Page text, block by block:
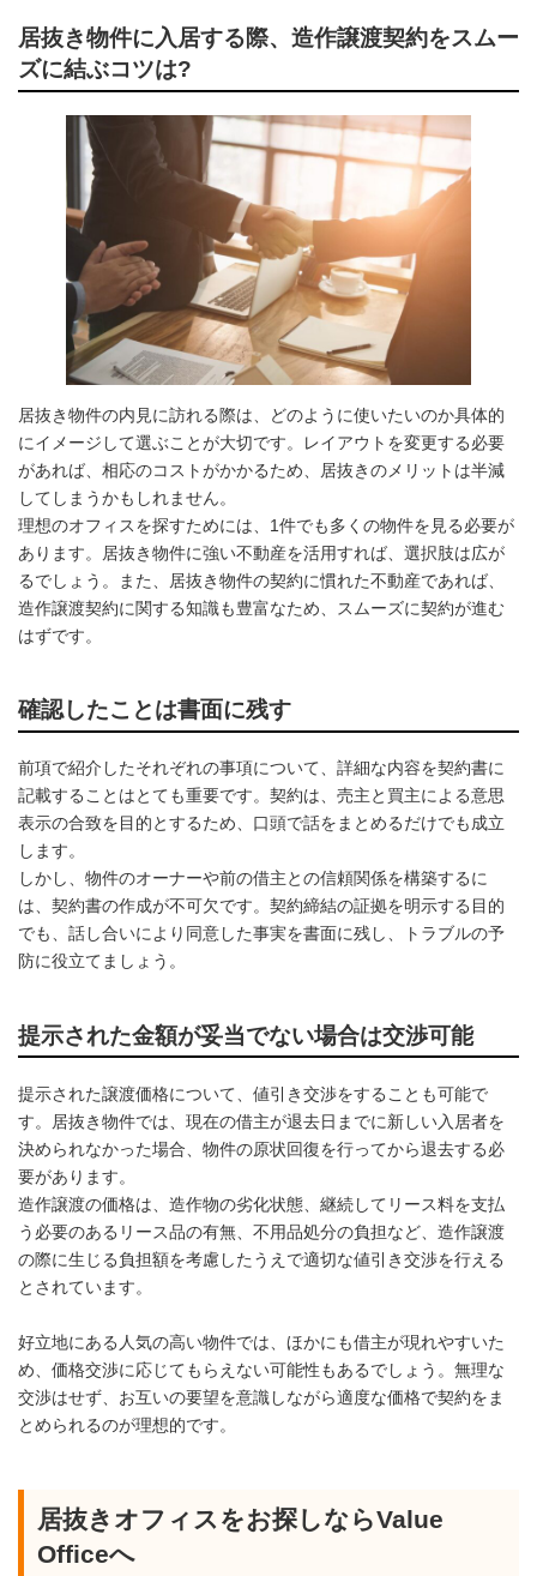
居抜き物件に入居する際、造作譲渡契約をスムー
ズに結ぶコツは?
居抜き物件の内見に訪れる際は、どのように使いたいのか具体的
にイメージして選ぶことが大切です。レイアウトを変更する必要
があれば、相応のコストがかかるため、居抜きのメリットは半減
してしまうかもしれません。
理想のオフィスを探すためには、1件でも多くの物件を見る必要が
あります。居抜き物件に強い不動産を活用すれば、選択肢は広が
るでしょう。また、居抜き物件の契約に慣れた不動産であれば、
造作譲渡契約に関する知識も豊富なため、スムーズに契約が進む
はずです。
確認したことは書面に残す
前項で紹介したそれぞれの事項について、詳細な内容を契約書に
記載することはとても重要です。契約は、売主と買主による意思
表示の合致を目的とするため、口頭で話をまとめるだけでも成立
します。
しかし、物件のオーナーや前の借主との信頼関係を構築するに
は、契約書の作成が不可欠です。契約締結の証拠を明示する目的
でも、話し合いにより同意した事実を書面に残し、トラブルの予
防に役立てましょう。
提示された金額が妥当でない場合は交渉可能
提示された譲渡価格について、値引き交渉をすることも可能で
す。居抜き物件では、現在の借主が退去日までに新しい入居者を
決められなかった場合、物件の原状回復を行ってから退去する必
要があります。
造作譲渡の価格は、造作物の劣化状態、継続してリース料を支払
う必要のあるリース品の有無、不用品処分の負担など、造作譲渡
の際に生じる負担額を考慮したうえで適切な値引き交渉を行える
とされています。
好立地にある人気の高い物件では、ほかにも借主が現れやすいた
め、価格交渉に応じてもらえない可能性もあるでしょう。無理な
交渉はせず、お互いの要望を意識しながら適度な価格で契約をま
とめられるのが理想的です。
居抜きオフィスをお探しならValue
Officeへ